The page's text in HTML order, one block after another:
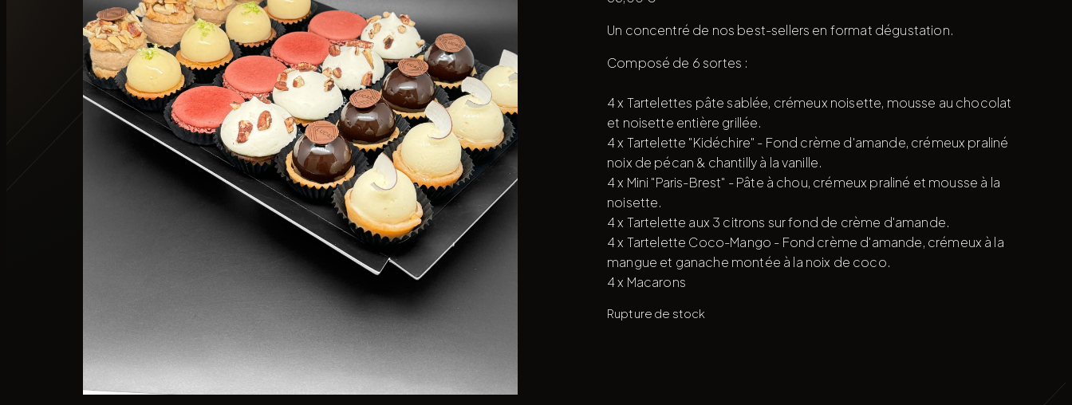
Un concentré de nos best-sellers en format dégustation.
Composé de 6 sortes :
4 x Tartelettes pâte sablée, crémeux noisette, mousse au chocolat
et noisette entière grillée.
4 x Tartelette "Kidéchire" - Fond crème d'amande, crémeux praliné
noix de pécan & chantilly à la vanille.
4 x Mini "Paris-Brest" - Pâte à chou, crémeux praliné et mousse à la
noisette.
4 x Tartelette aux 3 citrons sur fond de crème d'amande.
4 x Tartelette Coco-Mango - Fond crème d'amande, crémeux à la
mangue et ganache montée à la noix de coco.
4 x Macarons
Rupture de stock